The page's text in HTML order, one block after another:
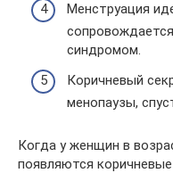
Менструация
синдромом.
Коричневый
менопаузы,
Когда у женщин в
появляются